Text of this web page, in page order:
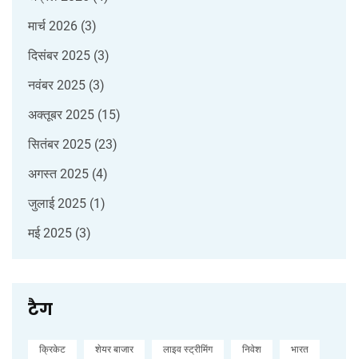
मार्च 2026 (3)
दिसंबर 2025 (3)
नवंबर 2025 (3)
अक्तूबर 2025 (15)
सितंबर 2025 (23)
अगस्त 2025 (4)
जुलाई 2025 (1)
मई 2025 (3)
टैग
क्रिकेट शेयर बाजार लाइव स्ट्रीमिंग निवेश भारत